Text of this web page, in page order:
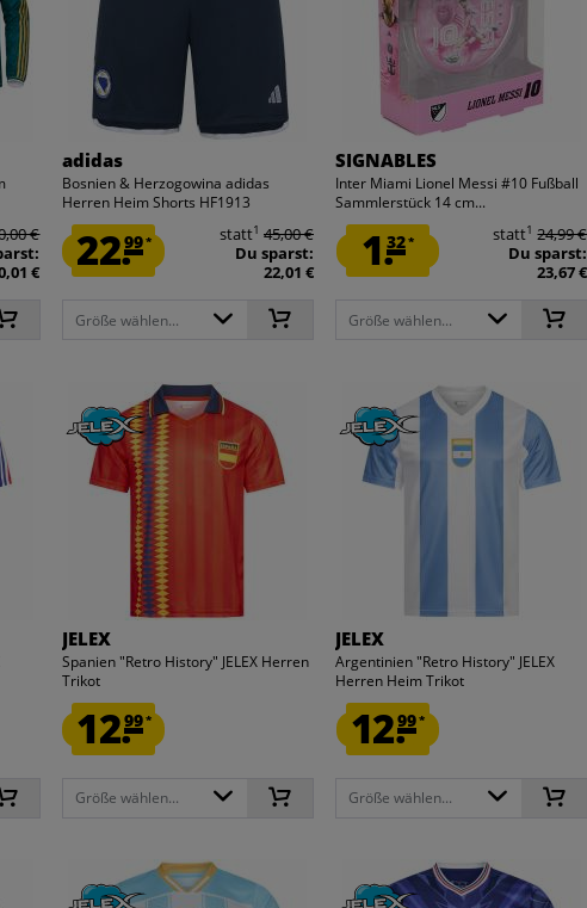
€
€
adidas
Bosnien & Herzogowina adidas
Herren Heim Shorts HF1913
22.99* statt1 45,00 €
Du sparst:
22,01 €
Größe wählen...
SIGNABLES
Inter Miami Lionel Messi #10 Fußball
Sammlerstück 14 cm...
1.32* statt1 24,99 €
Du sparst:
23,67 €
Größe wählen...
JELEX
Spanien "Retro History" JELEX Herren
Trikot
12.99*
Größe wählen...
JELEX
Argentinien "Retro History" JELEX
Herren Heim Trikot
12.99*
Größe wählen...